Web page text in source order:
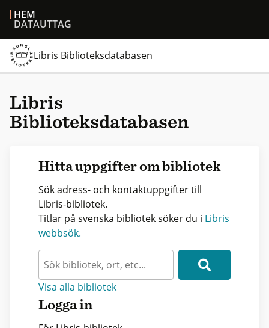
HEM
DATAUTTAG
Libris Biblioteksdatabasen
Libris
Biblioteksdatabasen
Hitta uppgifter om bibliotek
Sök adress- och kontaktuppgifter till
Libris-bibliotek.
Titlar på svenska bibliotek söker du i Libris
webbsök.
Visa alla bibliotek
Logga in